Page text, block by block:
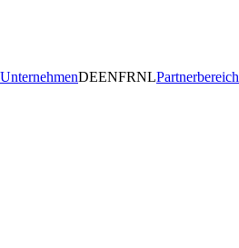
UnternehmenDEENFRNLPartnerbereich